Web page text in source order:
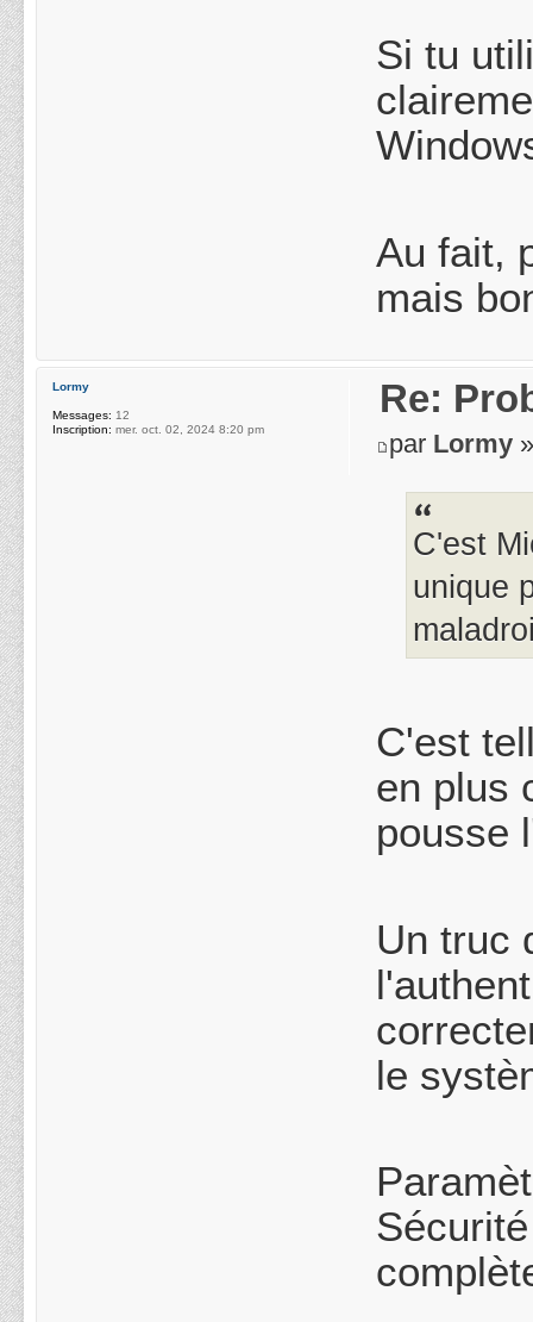
Si tu
Au fait,
mais
Re:
par Lormy
C'est
unique
C'est
en plus
pousse
Un truc
le
Lormy
Messages: 12
Inscription: mer. oct. 02, 2024 8:20 pm